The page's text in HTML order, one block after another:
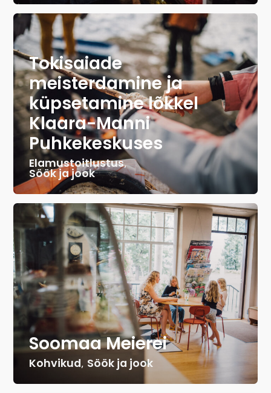
Tokisaiade
meisterdamine ja
küpsetamine lõkkel
Klaara-Manni
Puhkekeskuses
Elamustoitlustus,
Söök ja jook
Soomaa Meierei
Kohvikud, Söök ja jook